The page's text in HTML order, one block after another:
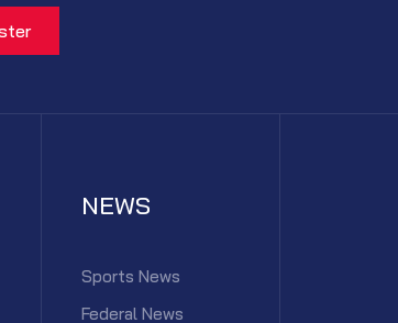
NEWS
Sports News
Federal News